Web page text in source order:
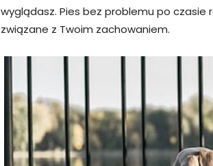
wyglądasz. Pies bez problemu po czasie
związane z Twoim zachowaniem.